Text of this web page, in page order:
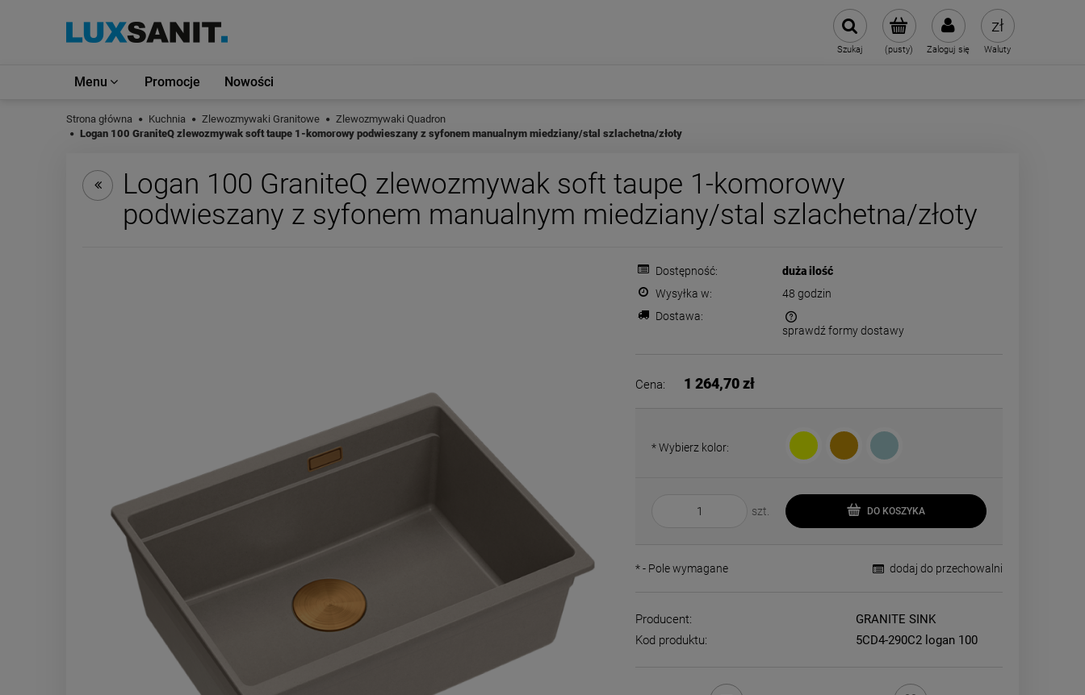
(pusty) Zaloguj się
Szukaj Waluty
Menu Promocje Nowości
Strona główna Kuchnia Zlewozmywaki Granitowe
Zlewozmywaki Quadron
Logan 100 GraniteQ zlewozmywak soft taupe 1-komorowy podwieszany z syfonem manualnym miedziany/stal szlachetna/złoty
Logan 100 GraniteQ zlewozmywak soft taupe 1-komorowy
podwieszany z syfonem manualnym miedziany/stal szlachetna/złoty
Dostępność:
duża ilość
Wysyłka w:
48 godzin
Dostawa:
sprawdź formy dostawy
Cena: 1 264,70 zł
*Wybierz kolor:
szt. DO KOSZYKA
dodaj do przechowalni
*- Pole wymagane
Producent:
GRANITE SINK
Kod produktu:
5CD4-290C2 logan 100